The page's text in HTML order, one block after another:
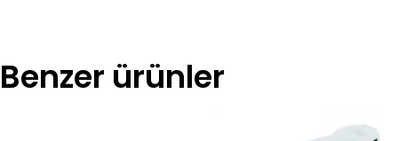
Benzer ürünler